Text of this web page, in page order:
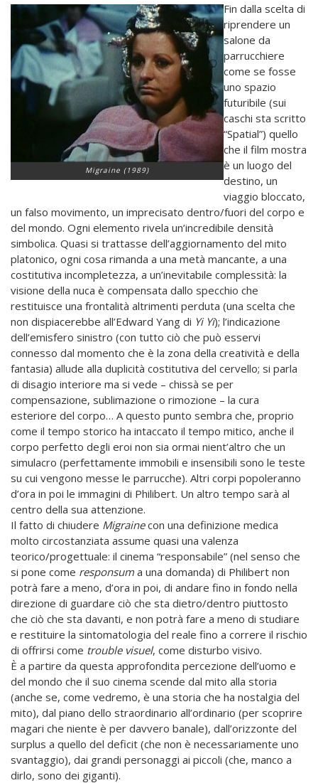
Migraine (1989)
Fin dalla scelta di
riprendere un
salone da
parrucchiere
come se fosse
uno spazio
futuribile (sui
caschi sta scritto
“Spatial”) quello
che il film mostra
è un luogo del
destino, un
viaggio bloccato,
un falso movimento, un imprecisato dentro/fuori del corpo e
del mondo. Ogni elemento rivela un’incredibile densità
simbolica. Quasi si trattasse dell’aggiornamento del mito
platonico, ogni cosa rimanda a una metà mancante, a una
costitutiva incompletezza, a un’inevitabile complessità: la
visione della nuca è compensata dallo specchio che
restituisce una frontalità altrimenti perduta (una scelta che
non dispiacerebbe all’Edward Yang di Yi Yi); l’indicazione
dell’emisfero sinistro (con tutto ciò che può esservi
connesso dal momento che è la zona della creatività e della
fantasia) allude alla duplicità costitutiva del cervello; si parla
di disagio interiore ma si vede – chissà se per
compensazione, sublimazione o rimozione – la cura
esteriore del corpo… A questo punto sembra che, proprio
come il tempo storico ha intaccato il tempo mitico, anche il
corpo perfetto degli eroi non sia ormai nient’altro che un
simulacro (perfettamente immobili e insensibili sono le teste
su cui vengono messe le parrucche). Altri corpi popoleranno
d’ora in poi le immagini di Philibert. Un altro tempo sarà al
centro della sua attenzione.
Il fatto di chiudere Migrainecon una definizione medica
molto circostanziata assume quasi una valenza
teorico/progettuale: il cinema “responsabile” (nel senso che
si pone come responsum a una domanda) di Philibert non
potrà fare a meno, d’ora in poi, di andare fino in fondo nella
direzione di guardare ciò che sta dietro/dentro piuttosto
che ciò che sta davanti, e non potrà fare a meno di studiare
e restituire la sintomatologia del reale fino a correre il rischio
di offrirsi come trouble visuel, come disturbo visivo.
È a partire da questa approfondita percezione dell’uomo e
del mondo che il suo cinema scende dal mito alla storia
(anche se, come vedremo, è una storia che ha nostalgia del
mito), dal piano dello straordinario all’ordinario (per scoprire
magari che niente è per davvero banale), dall’orizzonte del
surplus a quello del deficit (che non è necessariamente uno
svantaggio), dai grandi personaggi ai piccoli (che, manco a
dirlo, sono dei giganti).